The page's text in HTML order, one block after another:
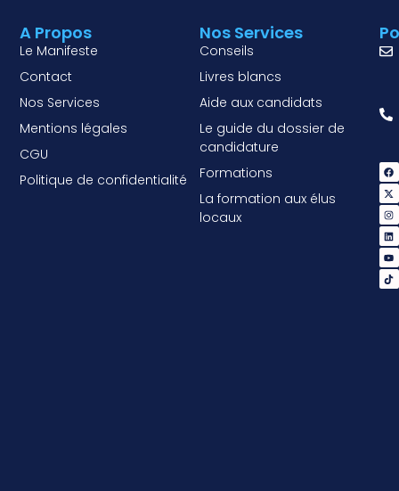
Nos Services
Conseils
Livres blancs
Aide aux candidats
Le guide du dossier de
candidature
Formations
La formation aux élus
locaux
A Propos
Le Manifeste
Contact
Nos Services
Mentions légales
CGU
Politique de confidentialité